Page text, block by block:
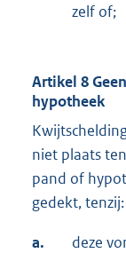
zelf of;
Artikel 8
hypotheek
niet plaats
pand of
gedekt, tenzij:
a.
deze